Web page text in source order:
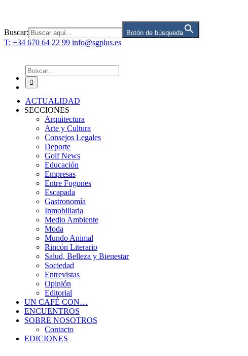
Buscar: Botón de búsqueda
T: +34 670 64 22 99 info@sgplus.es
Buscar:
ACTUALIDAD
SECCIONES
Arquitectura
Arte y Cultura
Consejos Legales
Deporte
Golf News
Educación
Empresas
Entre Fogones
Escapada
Gastronomía
Inmobiliaria
Medio Ambiente
Moda
Mundo Animal
Rincón Literario
Salud, Belleza y Bienestar
Sociedad
Entrevistas
Opinión
Editorial
UN CAFÉ CON…
ENCUENTROS
SOBRE NOSOTROS
Contacto
EDICIONES